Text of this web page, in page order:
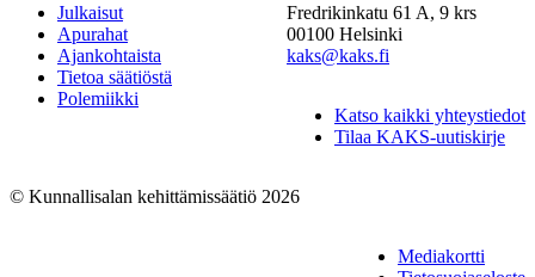
Julkaisut
Apurahat
Ajankohtaista
Tietoa säätiöstä
Polemiikki
Fredrikinkatu 61 A, 9 krs
00100 Helsinki
kaks@kaks.fi
Katso kaikki yhteystiedot
Tilaa KAKS-uutiskirje
© Kunnallisalan kehittämissäätiö 2026
Mediakortti